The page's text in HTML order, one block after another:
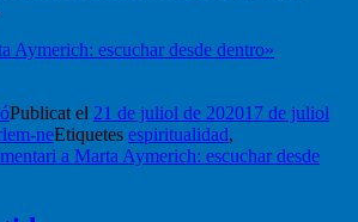
Aymerich: escuchar desde dentro»
Publicat el 21 de juliol de 202017 de juliol
neEtiquetes espiritualidad,
a Marta Aymerich: escuchar desde